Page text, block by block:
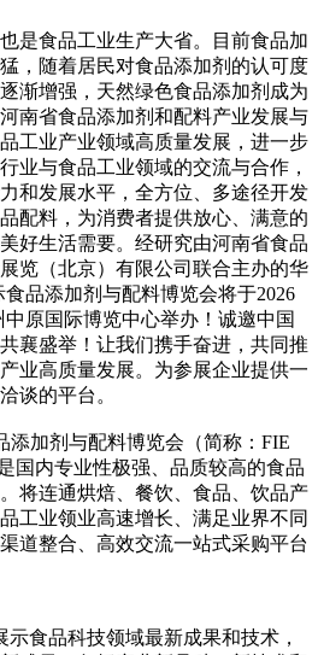
是食品工业生产大省。目前食品加
，随着居民对食品添加剂的认可度
渐增强，天然绿色食品添加剂成为
南省食品添加剂和配料产业发展与
工业产业领域高质量发展，进一步
业与食品工业领域的交流与合作，
和发展水平，全方位、多途径开发
配料，为消费者提供放心、满意的
好生活需要。经研究由河南省食品
览（北京）有限公司联合主办的华
食品添加剂与配料博览会将于2026
中原国际博览中心举办！诚邀中国
襄盛举！让我们携手奋进，共同推
业高质量发展。为参展企业提供一
谈的平台。
添加剂与配料博览会（简称：FIE
国内专业性极强、品质较高的食品
将连通烘焙、餐饮、食品、饮品产
工业领业高速增长、满足业界不同
道整合、高效交流一站式采购平台
食品科技领域最新成果和技术，